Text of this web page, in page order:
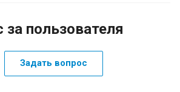
за пользователя
Задать вопрос